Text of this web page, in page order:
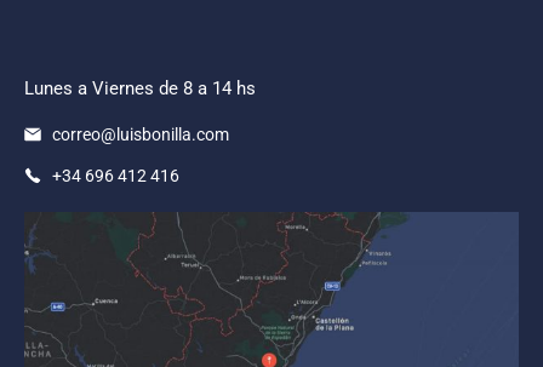
Lunes a Viernes de 8 a 14 hs
correo@luisbonilla.com
+34 696 412 416